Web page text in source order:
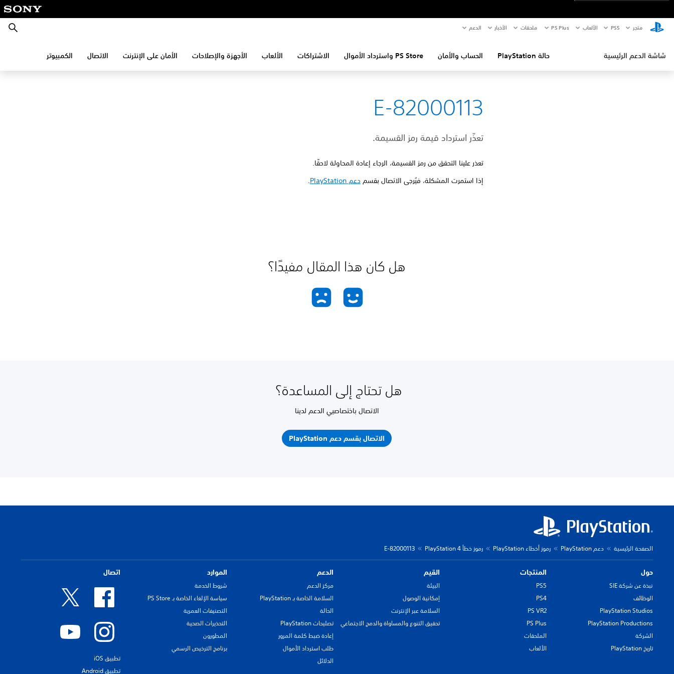
متجر PS5‏ الألعاب PS Plus ملحقات الأخبار الدعم بحث
شاشة الدعم الرئيسية حالة PlayStation الحساب والأمان PS Store واسترداد الأموال الاشتراكات الألعاب الأجهزة والإصلاحات الأمان على الإنترنت الاتصال الكمبيوتر
E-82000113
تعذّر استرداد قيمة رمز القسيمة.
تعذر علينا التحقق من رمز القسيمة، الرجاء إعادة المحاولة لاحقًا.
إذا استمرت المشكلة، فيُرجى الاتصال بقسم دعم PlayStation .
هل كان هذا المقال مفيدًا؟
هل تحتاج إلى المساعدة؟
الاتصال باختصاصيي الدعم لدينا
الاتصال بقسم دعم PlayStation
الصفحة الرئيسية دعم PlayStation رموز أخطاء PlayStation رموز خطأ PlayStation 4 E-82000113
حول
نبذة عن شركة SIE
الوظائف
PlayStation Studios
PlayStation Productions
الشركة
تاريخ PlayStation
المنتجات
PS5
PS4
PS VR2
PS Plus
الملحقات
الألعاب
القيم
البيئة
إمكانية الوصول
السلامة عبر الإنترنت
تحقيق التنوع والمساواة والدمج الاجتماعي
الدعم
مركز الدعم
السلامة الخاصة بـ PlayStation
الحالة
تصليحات PlayStation
إعادة ضبط كلمة المرور
طلب استرداد الأموال
الدلائل
الموارد
شروط الخدمة
سياسة الإلغاء الخاصة بـ PS Store
التصنيفات العمرية
التحذيرات الصحية
المطورون
برنامج الترخيص الرسمي
اتصال
تطبيق iOS
تطبيق Android